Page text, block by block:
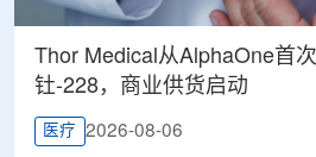
Thor Medical从AlphaOne首
钍-228，商业供货启动
医疗 2026-08-06